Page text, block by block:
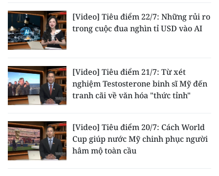
[Video] Tiêu điểm 22/7: Những rủi ro
trong cuộc đua nghìn tỉ USD vào AI
[Video] Tiêu điểm 21/7: Từ xét
nghiệm Testosterone binh sĩ Mỹ đến
tranh cãi về văn hóa "thức tỉnh"
[Video] Tiêu điểm 20/7: Cách World
Cup giúp nước Mỹ chinh phục người
hâm mộ toàn cầu